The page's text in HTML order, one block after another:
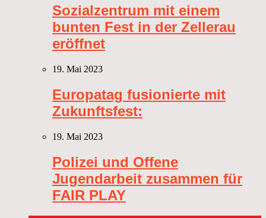
Sozialzentrum mit einem
bunten Fest in der Zellerau
eröffnet
19. Mai 2023
Europatag fusionierte mit
Zukunftsfest:
19. Mai 2023
Polizei und Offene
Jugendarbeit zusammen für
FAIR PLAY